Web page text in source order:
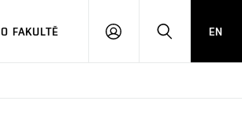
O FAKULTĚ
PŘIHLÁŠENÍHLEDAT
EN